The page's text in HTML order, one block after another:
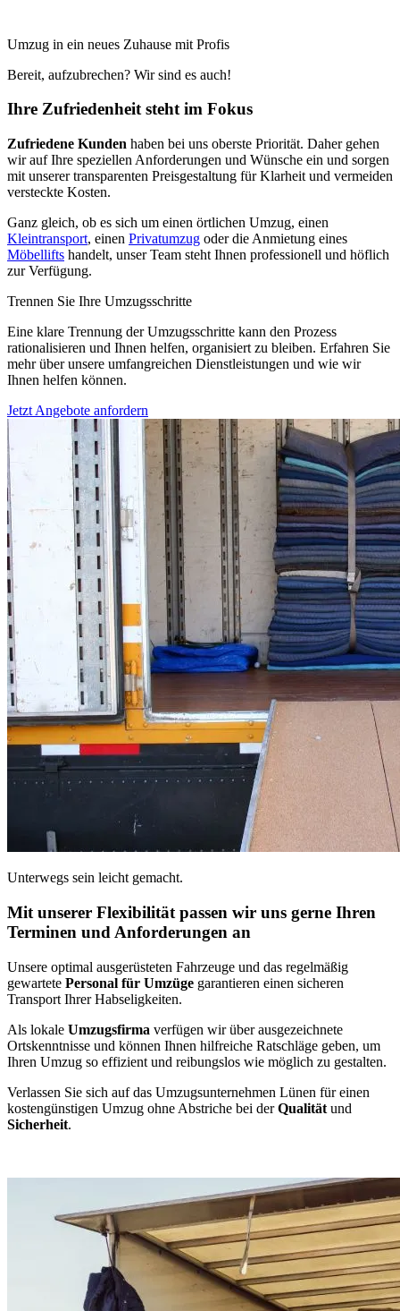
Umzug in ein neues Zuhause mit Profis
Bereit, aufzubrechen? Wir sind es auch!
Ihre Zufriedenheit steht im Fokus
Zufriedene Kunden haben bei uns oberste Priorität. Daher gehen
wir auf Ihre speziellen Anforderungen und Wünsche ein und sorgen
mit unserer transparenten Preisgestaltung für Klarheit und vermeiden
versteckte Kosten.
Ganz gleich, ob es sich um einen örtlichen Umzug, einen
Kleintransport, einen Privatumzug oder die Anmietung eines
Möbellifts handelt, unser Team steht Ihnen professionell und höflich
zur Verfügung.
Trennen Sie Ihre Umzugsschritte
Eine klare Trennung der Umzugsschritte kann den Prozess
rationalisieren und Ihnen helfen, organisiert zu bleiben. Erfahren Sie
mehr über unsere umfangreichen Dienstleistungen und wie wir
Ihnen helfen können.
Jetzt Angebote anfordern
Unterwegs sein leicht gemacht.
Mit unserer Flexibilität passen wir uns gerne Ihren
Terminen und Anforderungen an
Unsere optimal ausgerüsteten Fahrzeuge und das regelmäßig
gewartete Personal für Umzüge garantieren einen sicheren
Transport Ihrer Habseligkeiten.
Als lokale Umzugsfirma verfügen wir über ausgezeichnete
Ortskenntnisse und können Ihnen hilfreiche Ratschläge geben, um
Ihren Umzug so effizient und reibungslos wie möglich zu gestalten.
Verlassen Sie sich auf das Umzugsunternehmen Lünen für einen
kostengünstigen Umzug ohne Abstriche bei derQualität und
Sicherheit.